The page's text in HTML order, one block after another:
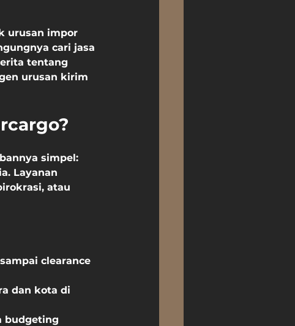
urusan impor
cari jasa
tentang
urusan kirim
simpel:
Layanan
atau
clearance
dan kota di
budgeting